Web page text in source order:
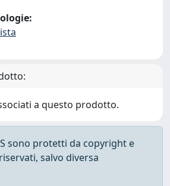
a questo prodotto.
sono protetti da copyright e
salvo diversa